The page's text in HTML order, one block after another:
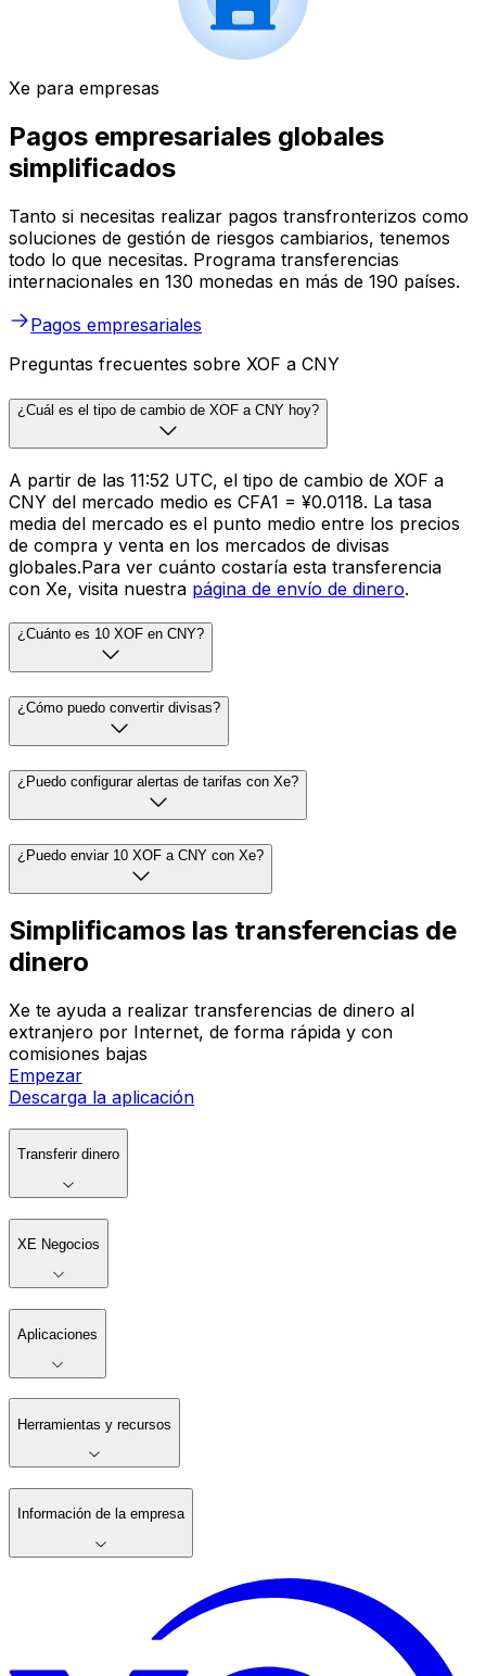
Xe para empresas
Pagos empresariales globales
simplificados
Tanto si necesitas realizar pagos transfronterizos como
soluciones de gestión de riesgos cambiarios, tenemos
todo lo que necesitas. Programa transferencias
internacionales en 130 monedas en más de 190 países.
Pagos empresariales
Preguntas frecuentes sobre XOF a CNY
¿Cuál es el tipo de cambio de XOF a CNY hoy?
A partir de las 11:52 UTC, el tipo de cambio de XOF a
CNY del mercado medio es CFA1 = ¥0.0118. La tasa
media del mercado es el punto medio entre los precios
de compra y venta en los mercados de divisas
globales.Para ver cuánto costaría esta transferencia
con Xe, visita nuestra página de envío de dinero.
¿Cuánto es 10 XOF en CNY?
¿Cómo puedo convertir divisas?
¿Puedo configurar alertas de tarifas con Xe?
¿Puedo enviar 10 XOF a CNY con Xe?
Simplificamos las transferencias de
dinero
Xe te ayuda a realizar transferencias de dinero al
extranjero por Internet, de forma rápida y con
comisiones bajas
Empezar
Descarga la aplicación
Transferir dinero
XE Negocios
Aplicaciones
Herramientas y recursos
Información de la empresa